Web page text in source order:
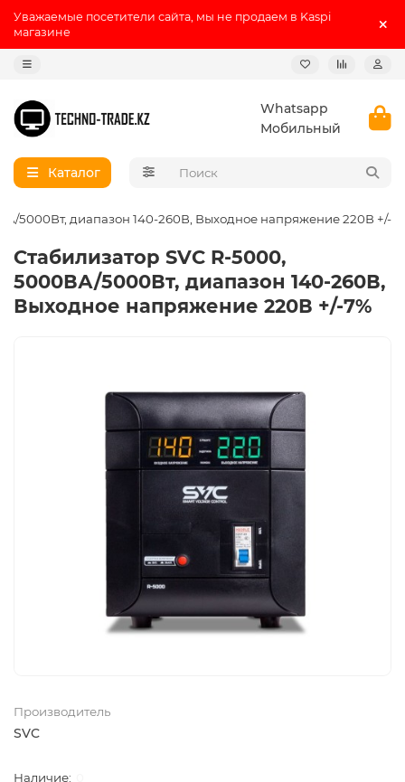
Уважаемые посетители сайта, мы не продаем в Kaspi
магазине
Whatsapp
Мобильный
Каталог
5000Вт, диапазон 140-260В, Выходное напряжение 220В +/-
Стабилизатор SVC R-5000,
5000ВА/5000Вт, диапазон 140-260В,
Выходное напряжение 220В +/-7%
Производитель
SVC